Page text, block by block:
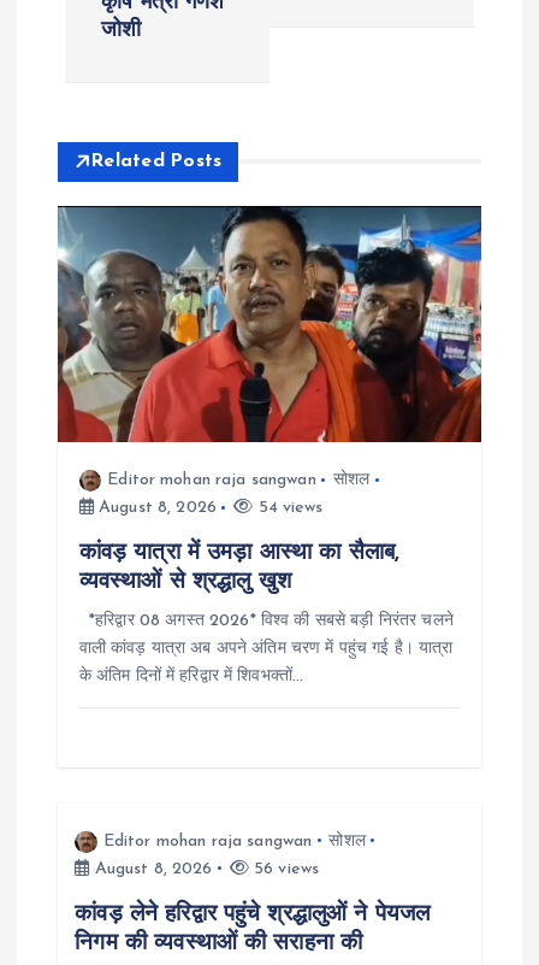
v
g
a
t
जोशी
Related Posts
Editor mohan raja sangwan
सोशल
August 8, 2026
54 views
कांवड़ यात्रा में उमड़ा आस्था का सैलाब,
व्यवस्थाओं से श्रद्धालु खुश
*हरिद्वार 08 अगस्त 2026* विश्व की सबसे बड़ी निरंतर चलने
वाली कांवड़ यात्रा अब अपने अंतिम चरण में पहुंच गई है। यात्रा
के अंतिम दिनों में हरिद्वार में शिवभक्तों…
Editor mohan raja sangwan
सोशल
August 8, 2026
56 views
कांवड़ लेने हरिद्वार पहुंचे श्रद्धालुओं ने पेयजल
निगम की व्यवस्थाओं की सराहना की